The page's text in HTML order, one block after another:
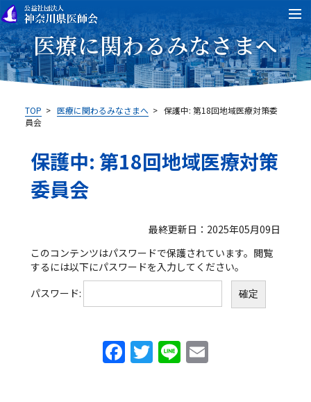
医療に関わるみなさまへ
TOP >医療に関わるみなさまへ >保護中: 第18回地域医療対策委
員会
保護中: 第18回地域医療対策
委員会
最終更新日：2025年05月09日
このコンテンツはパスワードで保護されています。閲覧
するには以下にパスワードを入力してください。
パスワード:
F T Li